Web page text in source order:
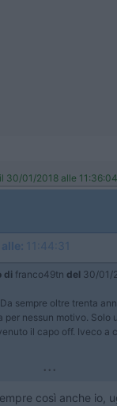
30/01/2018 alle 11:36:04
alle: 11:44:31
di franco49tn del 30/01/
sempre oltre trenta
nessun motivo. Solo
il capo off. Iveco a
...
così anche io,